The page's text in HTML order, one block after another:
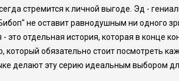
стремится к личной выгоде. Эд -
не оставит равнодушным ни одного
отдельная история, которая в конце
обязательно стоит посмотреть
делают эту серию идеальным выбором